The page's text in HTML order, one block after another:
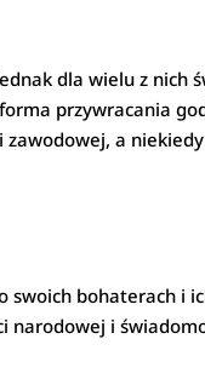
dla wielu z nich
przywracania
zawodowej, a
swoich bohaterach i
narodowej i